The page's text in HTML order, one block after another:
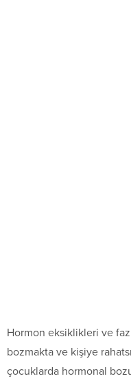
Hormon eksiklikleri ve
bozmakta ve kişiye
çocuklarda hormonal